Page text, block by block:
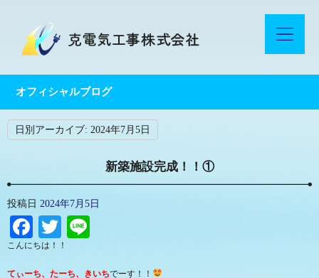
オフィシャルブログ
日別アーカイブ: 2024年7月5日
新築施設完成！！①
投稿日 2024年7月5日
Facebook
Twitter
こんにちは！！
てぃーち、たーち、きいちでーす！！